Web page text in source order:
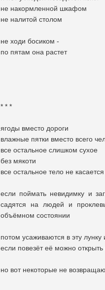
не накормленной шкафом
не налитой столом
не ходи босиком -
по пятам она растет
* * *
ягоды вместо дороги
влажные пятки вместо всего
все остальное слишком сухое
без мякоти
все остальное тело не
если поймать невидимку и
садятся на людей и
объёмном состоянии
потом усаживаются в эту
если повезёт её можно
но вот некоторые не